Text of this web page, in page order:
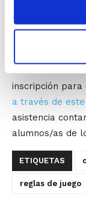
las faltas
son los
inscripción
a través de
asistencia
alumnos/as de
ETIQUETAS
reglas de juego